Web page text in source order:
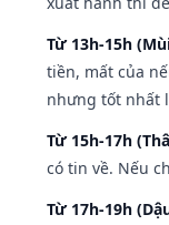
Từ 13h-15h
tiền, mất của
nhưng tốt nhất
Từ 15h-17h
có tin về. Nếu
Từ 17h-19h